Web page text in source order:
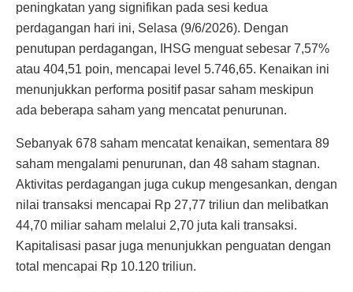
peningkatan yang signifikan pada sesi kedua
perdagangan hari ini, Selasa (9/6/2026). Dengan
penutupan perdagangan, IHSG menguat sebesar 7,57%
atau 404,51 poin, mencapai level 5.746,65. Kenaikan ini
menunjukkan performa positif pasar saham meskipun
ada beberapa saham yang mencatat penurunan.
Sebanyak 678 saham mencatat kenaikan, sementara 89
saham mengalami penurunan, dan 48 saham stagnan.
Aktivitas perdagangan juga cukup mengesankan, dengan
nilai transaksi mencapai Rp 27,77 triliun dan melibatkan
44,70 miliar saham melalui 2,70 juta kali transaksi.
Kapitalisasi pasar juga menunjukkan penguatan dengan
total mencapai Rp 10.120 triliun.